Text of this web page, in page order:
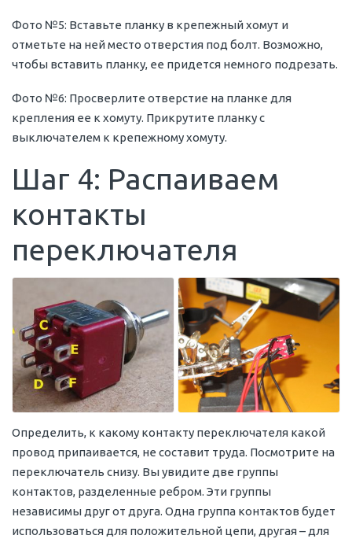
Фото №5: Вставьте планку в крепежный хомут и
отметьте на ней место отверстия под болт. Возможно,
чтобы вставить планку, ее придется немного подрезать.
Фото №6: Просверлите отверстие на планке для
крепления ее к хомуту. Прикрутите планку с
выключателем к крепежному хомуту.
Шаг 4: Распаиваем
контакты
переключателя
Определить, к какому контакту переключателя какой
провод припаивается, не составит труда. Посмотрите на
переключатель снизу. Вы увидите две группы
контактов, разделенные ребром. Эти группы
независимы друг от друга. Одна группа контактов будет
использоваться для положительной цепи, другая – для